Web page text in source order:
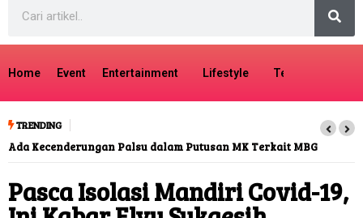
Home Event Entertainment Lifestyle Tech
TRENDING
Ada Kecenderungan Palsu dalam Putusan MK Terkait MBG
Pasca Isolasi Mandiri Covid-19,